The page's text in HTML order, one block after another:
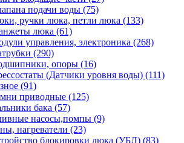
подачи воды (75)
ручки люка, петли люка (133)
люка (61)
управления, электроника (268)
(290)
опоры (16)
(Датчики уровня воды) (111)
(91)
приводные (125)
бака (57)
насосы,помпы (9)
нагреватели (23)
блокировки люка (УБЛ) (83)